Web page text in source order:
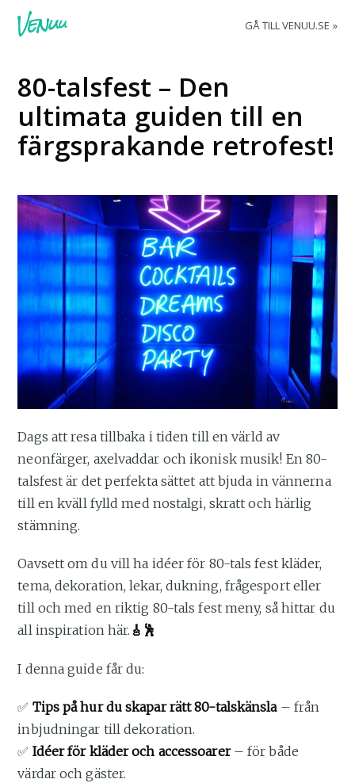
GÅ TILL VENUU.SE
80-talsfest – Den
ultimata guiden till en
färgsprakande retrofest!
Dags att resa tillbaka i tiden till en värld av
neonfärger, axelvaddar och ikonisk musik! En 80-
talsfest är det perfekta sättet att bjuda in vännerna
till en kväll fylld med nostalgi, skratt och härlig
stämning.
Oavsett om du vill ha idéer för 80-tals fest kläder,
tema, dekoration, lekar, dukning, frågesport eller
till och med en riktig 80-tals fest meny, så hittar du
all inspiration här. 🎸🕺
I denna guide får du:
✅ Tips på hur du skapar rätt 80-talskänsla– från
inbjudningar till dekoration.
✅ Idéer för kläder och accessoarer– för både
värdar och gäster.